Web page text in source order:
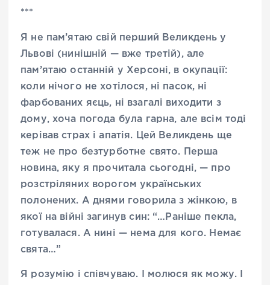
***
Я не пам’ятаю свій перший Великдень у
Львові (нинішній — вже третій), але
пам’ятаю останній у Херсоні, в окупації:
коли нічого не хотілося, ні пасок, ні
фарбованих яєць, ні взагалі виходити з
дому, хоча погода була гарна, але всім тоді
керівав страх і апатія. Цей Великдень ще
теж не про безтурботне свято. Перша
новина, яку я прочитала сьогодні, — про
розстріляних ворогом українських
полонених. А днями говорила з жінкою, в
якої на війні загинув син: “…Раніше пекла,
готувалася. А нині — нема для кого. Немає
свята…”
Я розумію і співчуваю. І молюся як можу. І